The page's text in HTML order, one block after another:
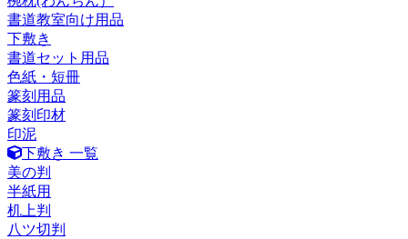
書道教室向け用品
下敷き
書道セット用品
色紙・短冊
篆刻用品
篆刻印材
印泥
下敷き 一覧
美の判
半紙用
机上判
八ツ切判